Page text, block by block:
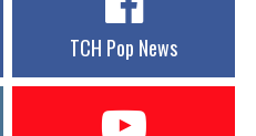
TCH Pop News